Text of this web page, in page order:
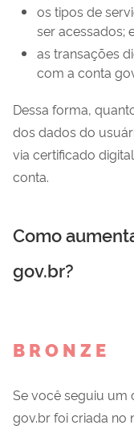
os tipos de
ser acessados;
as transações
com a conta
Dessa forma,
dos dados do
via certificado
conta.
Como
gov.br?
B R O N Z E
Se você seguiu um
gov.br foi criada no